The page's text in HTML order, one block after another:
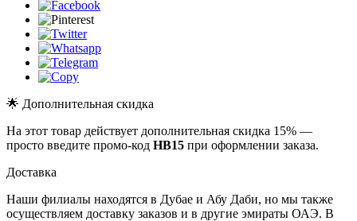
🌟 Дополнительная скидка
На этот товар действует дополнительная скидка 15% —
просто введите промо-код HB15 при оформлении заказа.
Доставка
Наши филиалы находятся в Дубае и Абу Даби, но мы также
осуществляем доставку заказов и в другие эмираты ОАЭ. В